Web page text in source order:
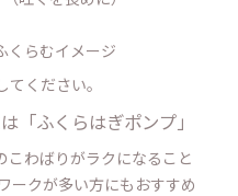
くらむイメージ
ください。
「ふくらはぎポンプ」
こわばりがラクになること
ークが多い方にもおすすめ